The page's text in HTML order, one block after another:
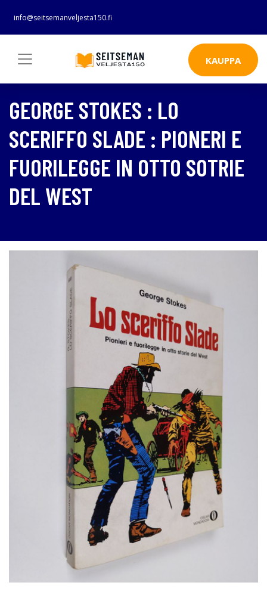
info@seitsemanveljesta150.fi
KAUPPA
GEORGE STOKES : LO
SCERIFFO SLADE : PIONERI E
FUORILEGGE IN OTTO SOTRIE
DEL WEST